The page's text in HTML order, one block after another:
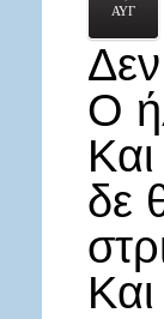
ΑΥΓ
Ο
δε